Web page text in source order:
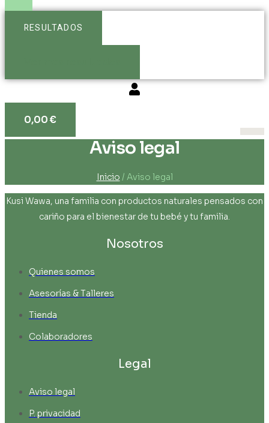
RESULTADOS
0,00€
Aviso legal
Inicio / Aviso legal
Kusi Wawa, una familia con productos naturales pensados con
cariño para el bienestar de tu bebé y tu familia.
Nosotros
Quienes somos
Asesorías & Talleres
Tienda
Colaboradores
Legal
Aviso legal
P. privacidad